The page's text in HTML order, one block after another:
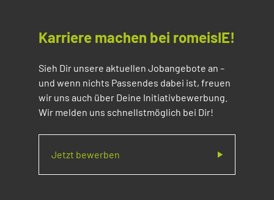
Karriere machen bei romeisIE!
Sieh Dir unsere aktuellen Jobangebote an –
und wenn nichts Passendes dabei ist, freuen
wir uns auch über Deine Initiativbewerbung.
Wir melden uns schnellstmöglich bei Dir!
Jetzt bewerben